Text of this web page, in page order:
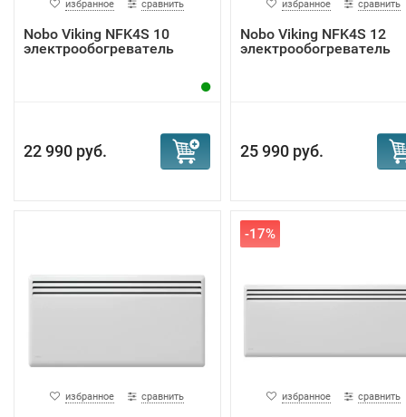
избранное сравнить
Nobo Viking NFK4S 10
электрообогреватель
22 990 руб.
избранное сравнить
Nobo Viking NFK4S 12
электрообогреватель
25 990 руб.
избранное сравнить
-17%
избранное сравнить